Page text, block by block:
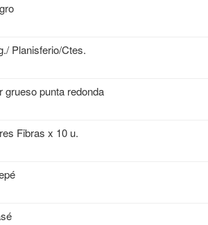
Planisferio/Ctes.
grueso punta redonda
Fibras x 10 u.